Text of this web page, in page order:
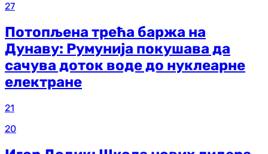
27
Потопљена трећа баржа на
Дунаву: Румунија покушава да
сачува доток воде до нуклеарне
електране
21
20